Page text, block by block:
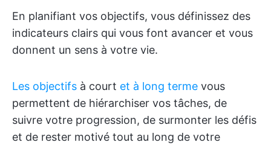
En planifiant vos objectifs, vous définissez des
indicateurs clairs qui vous font avancer et vous
donnent un sens à votre vie.
Les objectifs à court et à long terme vous
permettent de hiérarchiser vos tâches, de
suivre votre progression, de surmonter les défis
et de rester motivé tout au long de votre